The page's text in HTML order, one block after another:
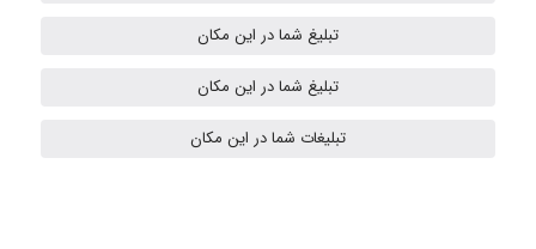
تبلیغ شما در این مکان
تبلیغ شما در این مکان
تبلیغات شما در این مکان